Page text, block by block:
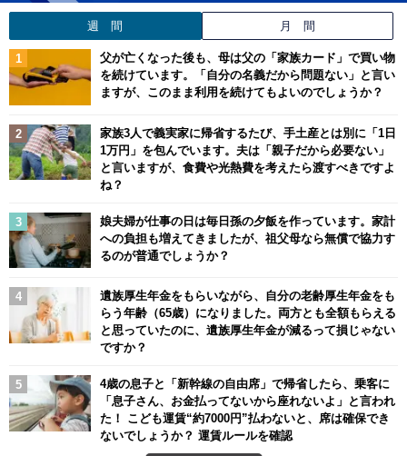
週 間 月 間
父が亡くなった後も、母は父の「家族カード」で買い物
を続けています。「自分の名義だから問題ない」と言い
ますが、このまま利用を続けてもよいのでしょうか？
家族3人で義実家に帰省するたび、手土産とは別に「1日
1万円」を包んでいます。夫は「親子だから必要ない」
と言いますが、食費や光熱費を考えたら渡すべきですよ
ね？
娘夫婦が仕事の日は毎日孫の夕飯を作っています。家計
への負担も増えてきましたが、祖父母なら無償で協力す
るのが普通でしょうか？
遺族厚生年金をもらいながら、自分の老齢厚生年金をも
らう年齢（65歳）になりました。両方とも全額もらえる
と思っていたのに、遺族厚生年金が減るって損じゃない
ですか？
4歳の息子と「新幹線の自由席」で帰省したら、乗客に
「息子さん、お金払ってないから座れないよ」と言われ
た！ こども運賃“約7000円”払わないと、席は確保でき
ないでしょうか？ 運賃ルールを確認